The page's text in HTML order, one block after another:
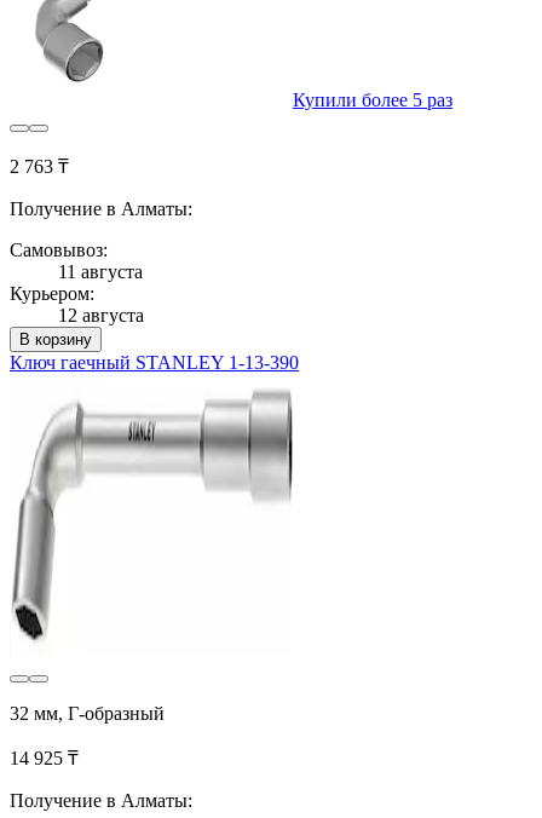
Купили более 5 раз
2 763 ₸
Получение в Алматы:
Самовывоз:
11 августа
Курьером:
12 августа
В корзину
Ключ гаечный STANLEY 1-13-390
32 мм, Г-образный
14 925 ₸
Получение в Алматы: